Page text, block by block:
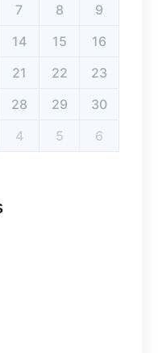
7 8
9
14 15
16
21 22
23
28 29
30
4 5 6